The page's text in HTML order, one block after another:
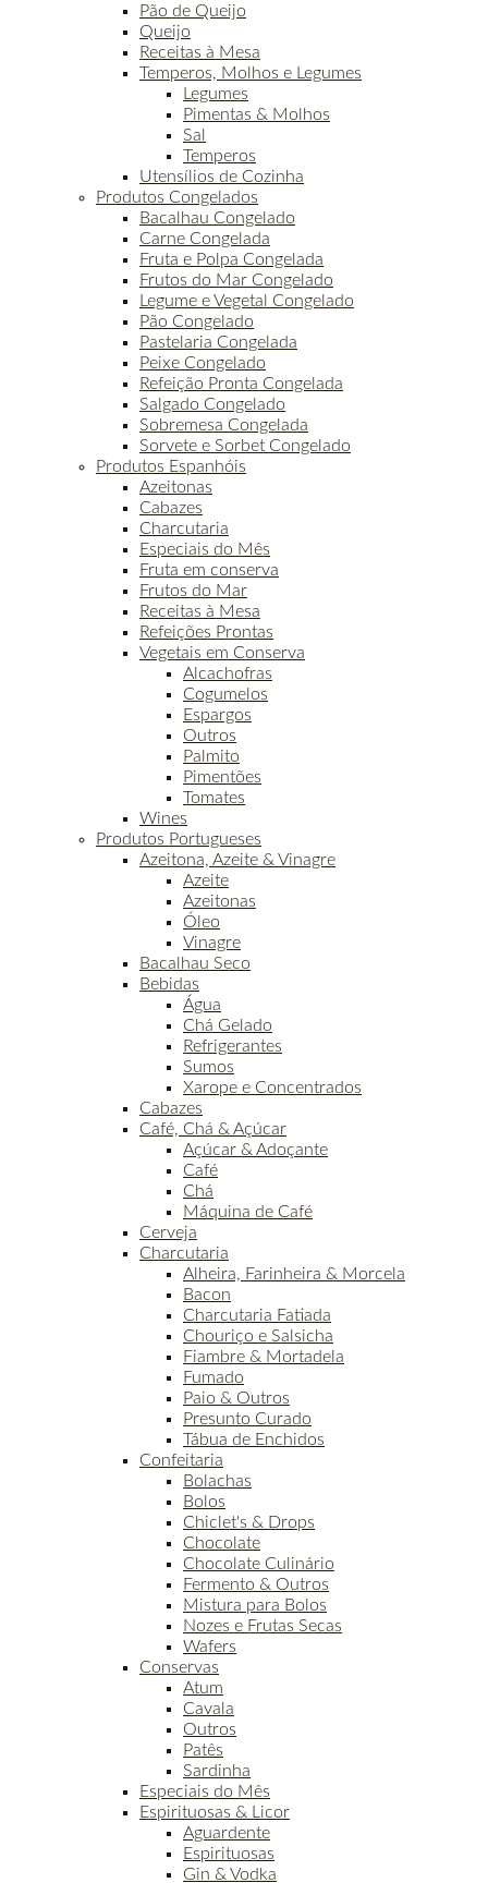
Pão de Queijo
Queijo
Receitas à Mesa
Temperos, Molhos e Legumes
Legumes
Pimentas & Molhos
Sal
Temperos
Utensílios de Cozinha
Produtos Congelados
Bacalhau Congelado
Carne Congelada
Fruta e Polpa Congelada
Frutos do Mar Congelado
Legume e Vegetal Congelado
Pão Congelado
Pastelaria Congelada
Peixe Congelado
Refeição Pronta Congelada
Salgado Congelado
Sobremesa Congelada
Sorvete e Sorbet Congelado
Produtos Espanhóis
Azeitonas
Cabazes
Charcutaria
Especiais do Mês
Fruta em conserva
Frutos do Mar
Receitas à Mesa
Refeições Prontas
Vegetais em Conserva
Alcachofras
Cogumelos
Espargos
Outros
Palmito
Pimentões
Tomates
Wines
Produtos Portugueses
Azeitona, Azeite & Vinagre
Azeite
Azeitonas
Óleo
Vinagre
Bacalhau Seco
Bebidas
Água
Chá Gelado
Refrigerantes
Sumos
Xarope e Concentrados
Cabazes
Café, Chá & Açúcar
Açúcar & Adoçante
Café
Chá
Máquina de Café
Cerveja
Charcutaria
Alheira, Farinheira & Morcela
Bacon
Charcutaria Fatiada
Chouriço e Salsicha
Fiambre & Mortadela
Fumado
Paio & Outros
Presunto Curado
Tábua de Enchidos
Confeitaria
Bolachas
Bolos
Chiclet's & Drops
Chocolate
Chocolate Culinário
Fermento & Outros
Mistura para Bolos
Nozes e Frutas Secas
Wafers
Conservas
Atum
Cavala
Outros
Patês
Sardinha
Especiais do Mês
Espirituosas & Licor
Aguardente
Espirituosas
Gin & Vodka